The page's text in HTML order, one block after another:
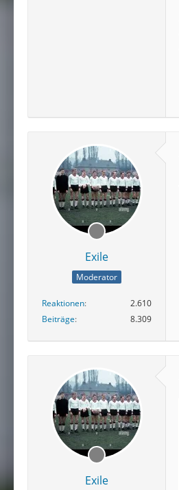
Exile
Moderator
Reaktionen
2.610
Beiträge
8.309
Exile